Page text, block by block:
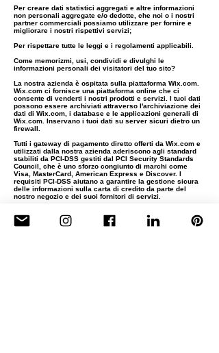
Per creare dati statistici aggregati e altre informazioni
non personali aggregate e/o dedotte, che noi o i nostri
partner commerciali possiamo utilizzare per fornire e
migliorare i nostri rispettivi servizi;
Per rispettare tutte le leggi e i regolamenti applicabili.
Come memorizmi, usi, condividi e divulghi le
informazioni personali dei visitatori del tuo sito?
La nostra azienda è ospitata sulla piattaforma Wix.com.
Wix.com ci fornisce una piattaforma online che ci
consente di venderti i nostri prodotti e servizi. I tuoi dati
possono essere archiviati attraverso l'archiviazione dei
dati di Wix.com, i database e le applicazioni generali di
Wix.com. Inservano i tuoi dati su server sicuri dietro un
firewall.
Tutti i gateway di pagamento diretto offerti da Wix.com e
utilizzati dalla nostra azienda aderiscono agli standard
stabiliti da PCI-DSS gestiti dal PCI Security Standards
Council, che è uno sforzo congiunto di marchi come
Visa, MasterCard, American Express e Discover. I
requisiti PCI-DSS aiutano a garantire la gestione sicura
delle informazioni sulla carta di credito da parte del
nostro negozio e dei suoi fornitori di servizi.
Potremmo contattarti per avvisarti del tuo account, per